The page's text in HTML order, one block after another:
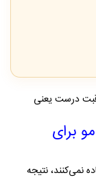
درست یعنی
برای
نمی‌کنند، نتیجه